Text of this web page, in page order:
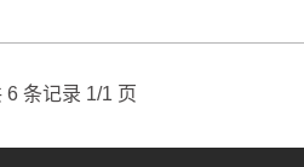
6 条记录 1/1 页